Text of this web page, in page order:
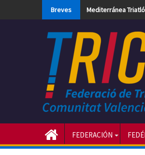
Breves Mediterránea
FEDERACIÓN